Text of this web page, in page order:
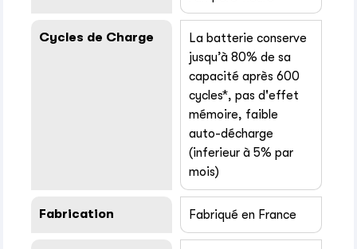
Cycles de Charge
La batterie conserve
jusqu’à 80% de sa
capacité après 600
cycles*, pas d'effet
mémoire, faible
auto-décharge
(inferieur à 5% par
mois)
Fabrication Fabriqué en France